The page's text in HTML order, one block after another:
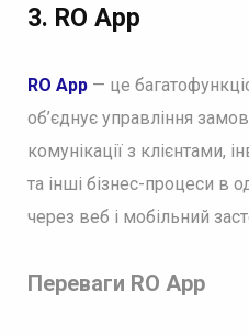
3. RO App
RO App— це
об’єднує управління
комунікації з клієнтами,
та інші бізнес-процеси в
через веб і мобільний
Переваги RO App